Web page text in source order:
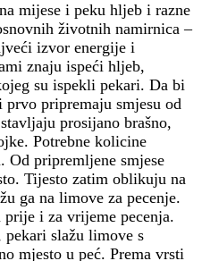
mijese i peku hljeb i razne
životnih namirnica –
izvor energije i
znaju ispeći hljeb,
su ispekli pekari. Da bi
pripremaju smjesu od
prosijano brašno,
Potrebne kolicine
Od pripremljene smjese
Tijesto zatim oblikuju na
ga na limove za pecenje.
i za vrijeme pecenja.
slažu limove s
mjesto u peć. Prema vrsti